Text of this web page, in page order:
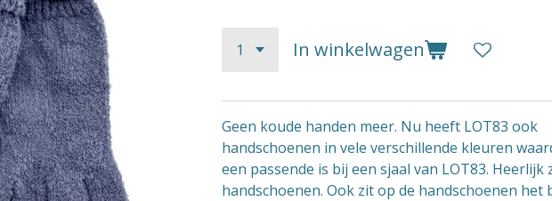
In winkelwagen
Geen koude handen meer. Nu heeft LOT83 ook
handschoenen in vele verschillende kleuren
een passende is bij een sjaal van LOT83. Heerlijk
handschoenen. Ook zit op de handschoenen het